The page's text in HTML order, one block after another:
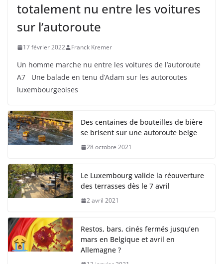
totalement nu entre les voitures
sur l’autoroute
17 février 2022 Franck Kremer
Un homme marche nu entre les voitures de l’autoroute
A7 Une balade en tenu d’Adam sur les autoroutes
luxembourgeoises
Des centaines de bouteilles de bière
se brisent sur une autoroute belge
28 octobre 2021
Le Luxembourg valide la réouverture
des terrasses dès le 7 avril
2 avril 2021
Restos, bars, cinés fermés jusqu’en
mars en Belgique et avril en
Allemagne ?